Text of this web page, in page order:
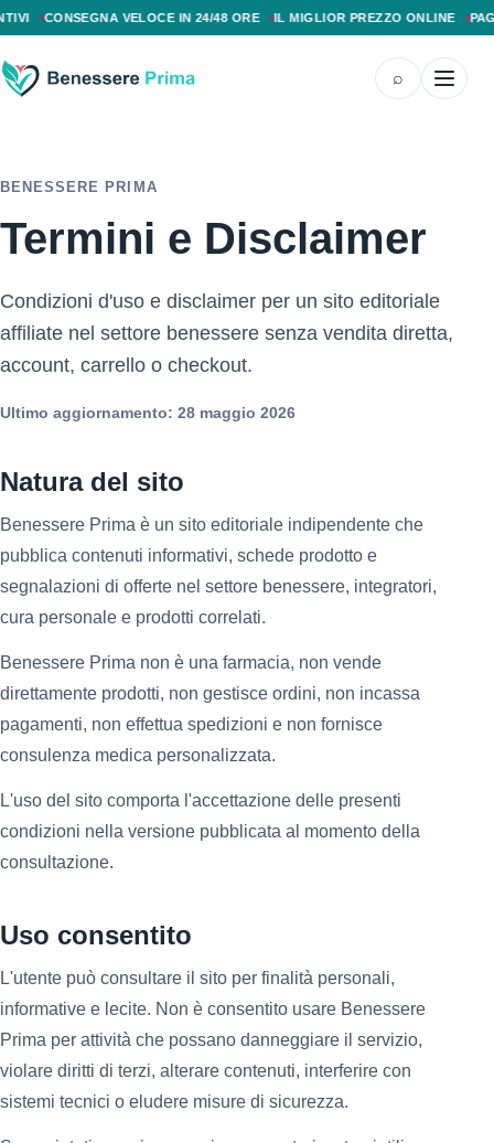
CONSEGNA VELOCE IN 24/48 ORE IL MIGLIOR PREZZO ONLINE
⌕
BENESSERE PRIMA
Termini e Disclaimer
Condizioni d'uso e disclaimer per un sito editoriale
affiliate nel settore benessere senza vendita diretta,
account, carrello o checkout.
Ultimo aggiornamento: 28 maggio 2026
Natura del sito
Benessere Prima è un sito editoriale indipendente che
pubblica contenuti informativi, schede prodotto e
segnalazioni di offerte nel settore benessere, integratori,
cura personale e prodotti correlati.
Benessere Prima non è una farmacia, non vende
direttamente prodotti, non gestisce ordini, non incassa
pagamenti, non effettua spedizioni e non fornisce
consulenza medica personalizzata.
L'uso del sito comporta l'accettazione delle presenti
condizioni nella versione pubblicata al momento della
consultazione.
Uso consentito
L'utente può consultare il sito per finalità personali,
informative e lecite. Non è consentito usare Benessere
Prima per attività che possano danneggiare il servizio,
violare diritti di terzi, alterare contenuti, interferire con
sistemi tecnici o eludere misure di sicurezza.